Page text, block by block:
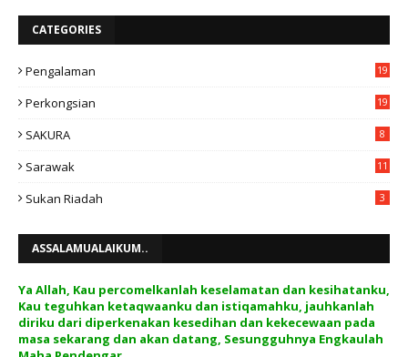
CATEGORIES
Pengalaman 19
Perkongsian 19
SAKURA 8
Sarawak 11
Sukan Riadah 3
ASSALAMUALAIKUM..
Ya Allah, Kau percomelkanlah keselamatan dan kesihatanku,
Kau teguhkan ketaqwaanku dan istiqamahku, jauhkanlah
diriku dari diperkenakan kesedihan dan kekecewaan pada
masa sekarang dan akan datang, Sesungguhnya Engkaulah